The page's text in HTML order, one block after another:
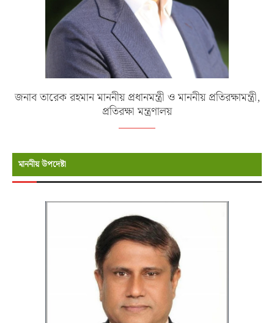
জনাব তারেক রহমান মাননীয় প্রধানমন্ত্রী ও মাননীয় প্রতিরক্ষামন্ত্রী,
প্রতিরক্ষা মন্ত্রণালয়
মাননীয় উপদেষ্টা